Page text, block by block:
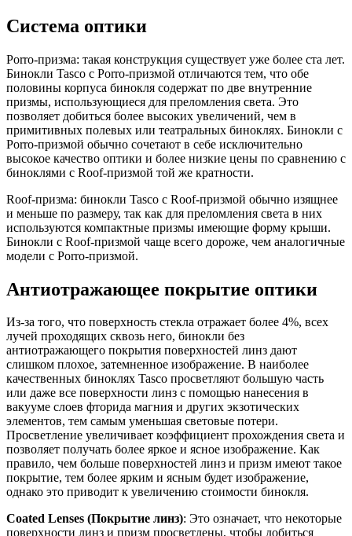
Система оптики
Porro-призма: такая конструкция существует уже более ста лет.
Бинокли Tasco с Porro-призмой отличаются тем, что обе
половины корпуса бинокля содержат по две внутренние
призмы, использующиеся для преломления света. Это
позволяет добиться более высоких увеличений, чем в
примитивных полевых или театральных биноклях. Бинокли с
Porro-призмой обычно сочетают в себе исключительно
высокое качество оптики и более низкие цены по сравнению с
биноклями с Roof-призмой той же кратности.
Roof-призма: бинокли Tasco с Roof-призмой обычно изящнее
и меньше по размеру, так как для преломления света в них
используются компактные призмы имеющие форму крыши.
Бинокли с Roof-призмой чаще всего дороже, чем аналогичные
модели с Porro-призмой.
Антиотражающее покрытие оптики
Из-за того, что поверхность стекла отражает более 4%, всех
лучей проходящих сквозь него, бинокли без
антиотражающего покрытия поверхностей линз дают
слишком плохое, затемненное изображение. В наиболее
качественных биноклях Tasco просветляют большую часть
или даже все поверхности линз с помощью нанесения в
вакууме слоев фторида магния и других экзотических
элементов, тем самым уменьшая световые потери.
Просветление увеличивает коэффициент прохождения света и
позволяет получать более яркое и ясное изображение. Как
правило, чем больше поверхностей линз и призм имеют такое
покрытие, тем более ярким и ясным будет изображение,
однако это приводит к увеличению стоимости бинокля.
Coated Lenses (Покрытие линз): Это означает, что некоторые
поверхности линз и призм просветлены, чтобы добиться